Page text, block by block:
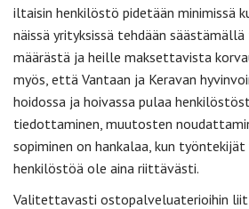
iltaisin henkilöstö pidetään minimissä
näissä yrityksissä tehdään
määrästä ja heille maksettavista
myös, että Vantaan ja Keravan
hoidossa ja hoivassa pulaa
tiedottaminen, muutosten
sopiminen on hankalaa, kun
henkilöstöä ole aina riittävästi.
Valitettavasti ostopalveluaterioihin